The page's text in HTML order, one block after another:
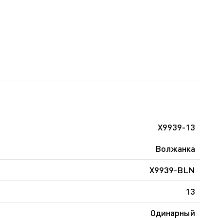
X9939-13
Волжанка
X9939-BLN
13
Одинарный